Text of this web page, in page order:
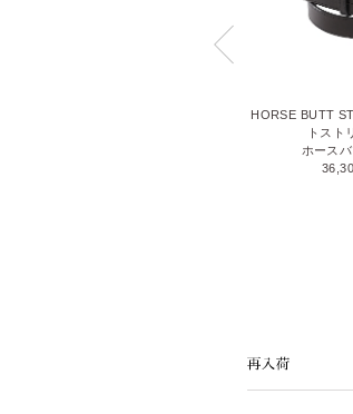
HORSE BUTT
トスト
ホース